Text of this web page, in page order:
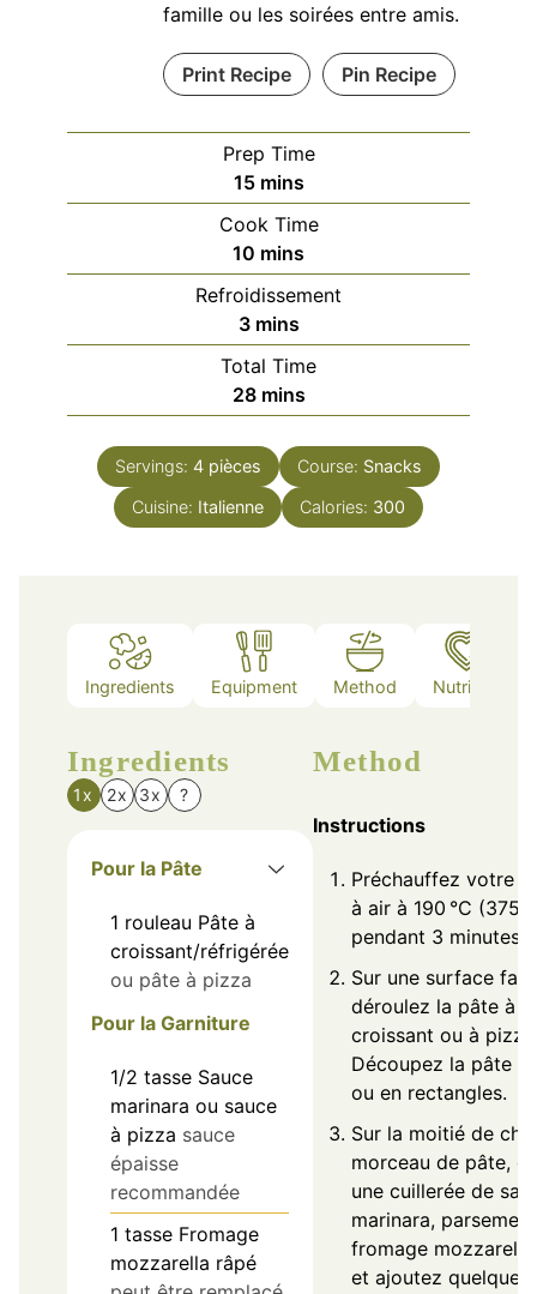
famille ou les soirées entre amis.
Print Recipe Pin Recipe
Prep Time
15minutes
mins
Cook Time
10 minutes
mins
Refroidissement
3minutes
mins
Total Time
28minutes
mins
Servings: 4 pièces Course: Snacks
Cuisine: Italienne Calories: 300
Ingredients Equipment Method Nutrition
Ingredients
1x 2x 3x ?
Pour la Pâte
1 rouleau Pâte à
croissant/réfrigérée
ou pâte à pizza
Pour la Garniture
1/2 tasse Sauce
marinara ou sauce
à pizza sauce
épaisse
recommandée
1 tasse Fromage
mozzarella râpé
Method
Instructions
Préchauffez votre
à air à 190 °C (375
pendant 3 minutes.
Sur une surface
déroulez la pâte à
croissant ou à
Découpez la pâte
ou en rectangles.
Sur la moitié de
morceau de pâte,
une cuillerée de
marinara, parsemez
fromage
et ajoutez quelques